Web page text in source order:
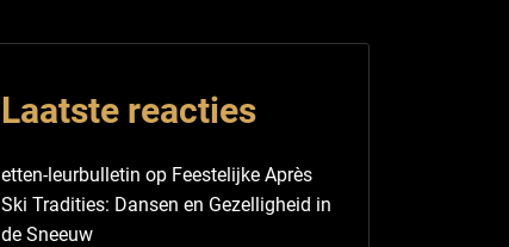
Laatste reacties
etten-leurbulletin op Feestelijke Après
Ski Tradities: Dansen en Gezelligheid in
de Sneeuw